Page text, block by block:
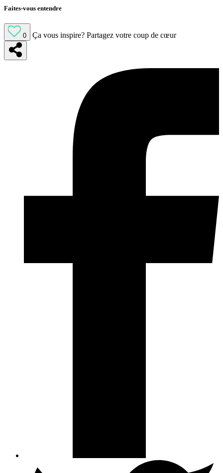
Faites-vous entendre
0 Ça vous inspire? Partagez votre coup de cœur